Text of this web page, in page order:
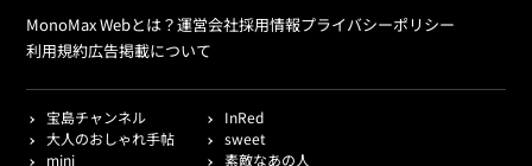
MonoMax Webとは？運営会社採用情報プライバシーポリシー
利用規約広告掲載について
宝島チャンネル
InRed
大人のおしゃれ手帖
sweet
mini
素敵なあの人